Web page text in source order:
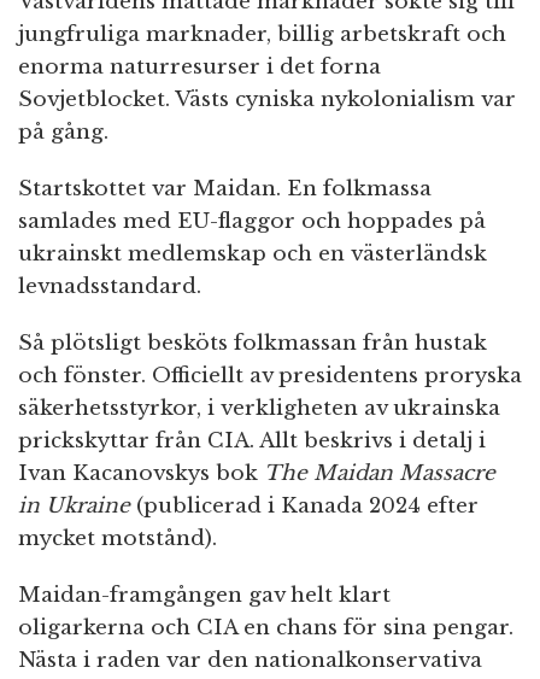
jungfruliga marknader, billig arbetskraft och
enorma naturresurser i det forna
Sovjetblocket. Västs cyniska nykolonialism var
på gång.
Startskottet var Maidan. En folkmassa
samlades med EU-flaggor och hoppades på
ukrainskt medlemskap och en västerländsk
levnadsstandard.
Så plötsligt besköts folkmassan från hustak
och fönster. Officiellt av presidentens proryska
säkerhetsstyrkor, i verkligheten av ukrainska
prickskyttar från CIA. Allt beskrivs i detalj i
Ivan Kacanovskys bok The Maidan Massacre
in Ukraine(publicerad i Kanada 2024 efter
mycket motstånd).
Maidan-framgången gav helt klart
oligarkerna och CIA en chans för sina pengar.
Nästa i raden var den nationalkonservativa